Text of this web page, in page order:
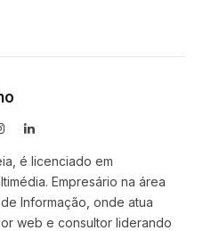
InstagramLinkedIn
é licenciado em
Empresário na área
Informação, onde atua
web e consultor liderando